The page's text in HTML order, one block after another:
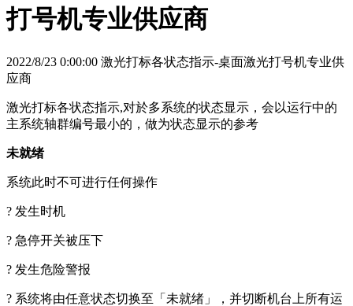
打号机专业供应商
2022/8/23 0:00:00 激光打标各状态指示-桌面激光打号机专业供
应商
激光打标各状态指示,对於多系统的状态显示，会以运行中的
主系统轴群编号最小的，做为状态显示的参考
未就绪
系统此时不可进行任何操作
? 发生时机
? 急停开关被压下
? 发生危险警报
? 系统将由任意状态切换至「未就绪」，并切断机台上所有运